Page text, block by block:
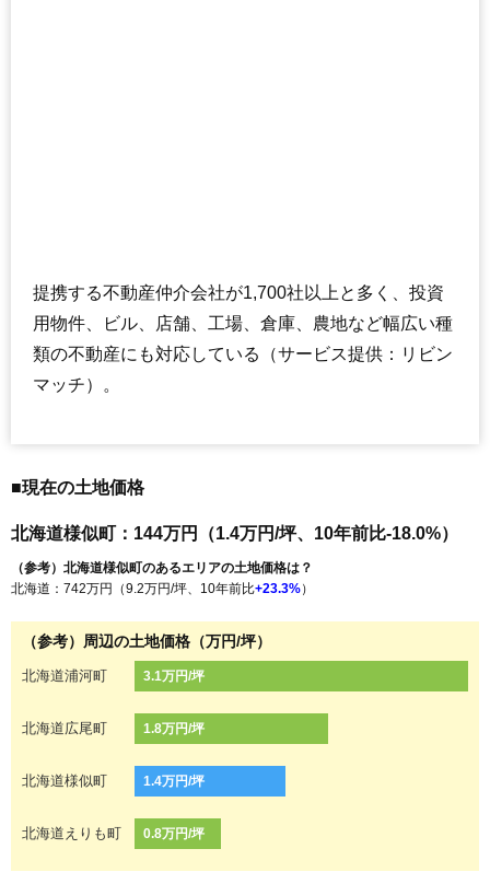
提携する不動産仲介会社が1,700社以上と多く、投資
用物件、ビル、店舗、工場、倉庫、農地など幅広い種
類の不動産にも対応している（サービス提供：リビン
マッチ）。
■現在の土地価格
北海道様似町：144万円（1.4万円/坪、10年前比-18.0%）
（参考）北海道様似町のあるエリアの土地価格は？
北海道：742万円（9.2万円/坪、10年前比+23.3%）
（参考）周辺の土地価格（万円/坪）
北海道浦河町 3.1万円/坪
北海道広尾町 1.8万円/坪
北海道様似町 1.4万円/坪
北海道えりも町 0.8万円/坪